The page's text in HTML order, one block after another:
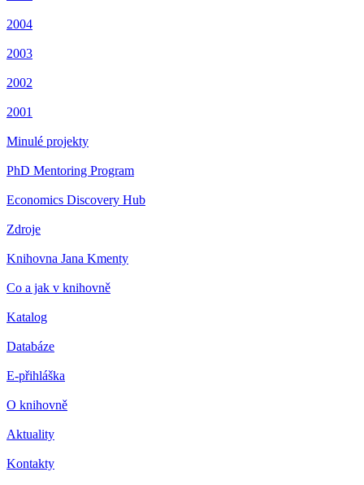
2004
2003
2002
2001
Minulé projekty
PhD Mentoring Program
Economics Discovery Hub
Zdroje
Knihovna Jana Kmenty
Co a jak v knihovně
Katalog
Databáze
E-přihláška
O knihovně
Aktuality
Kontakty